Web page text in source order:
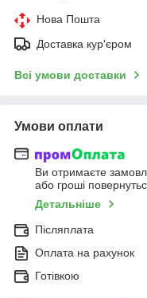
Нова Пошта
Доставка кур'єром
Всі умови доставки
Умови оплати
Ви отримаєте
або гроші
Детальніше
Післяплата
Оплата на рахунок
Готівкою